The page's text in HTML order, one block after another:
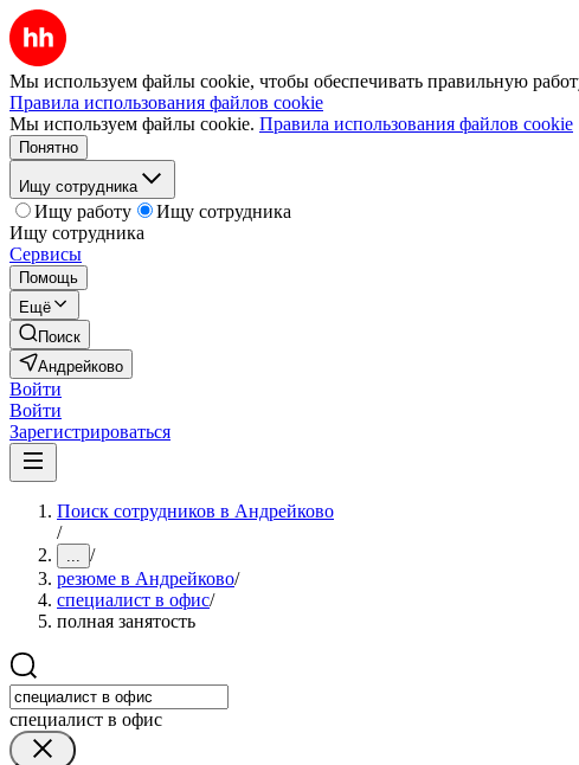
Мы используем файлы cookie, чтобы обеспечивать правильную
Правила использования файлов cookie
Мы используем файлы cookie. Правила использования файлов cookie
Понятно
Ищу сотрудника
Ищу работу
Ищу сотрудника
Ищу сотрудника
Сервисы
Помощь
Ещё
Поиск
Андрейково
Войти
Войти
Зарегистрироваться
Поиск сотрудников в Андрейково
/
... /
резюме в Андрейково/
специалист в офис/
полная занятость
специалист в офис